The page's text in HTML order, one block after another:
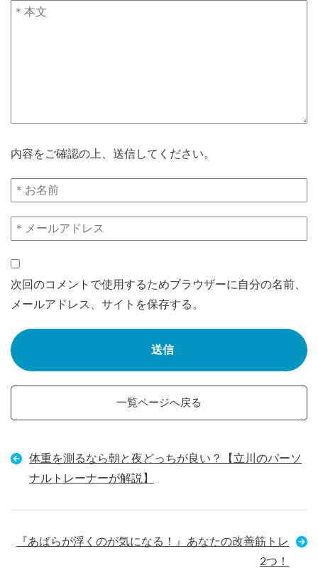
内容をご確認の上、送信してください。
次回のコメントで使用するためブラウザーに自分の名前、
メールアドレス、サイトを保存する。
一覧ページへ戻る
体重を測るなら朝と夜どっちが良い？【立川のパーソ
ナルトレーナーが解説】
『あばらが浮くのが気になる！』あなたの改善筋トレ
2つ！